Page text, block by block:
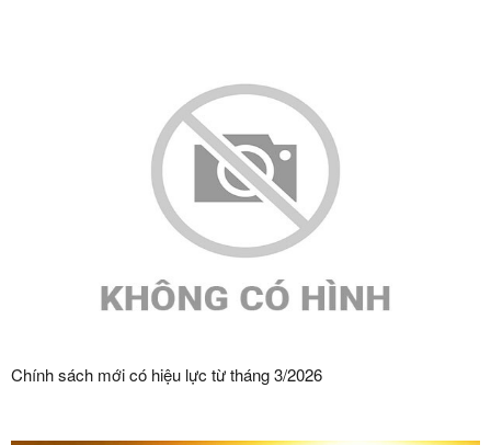
Chính sách mới có hiệu lực từ tháng 3/2026